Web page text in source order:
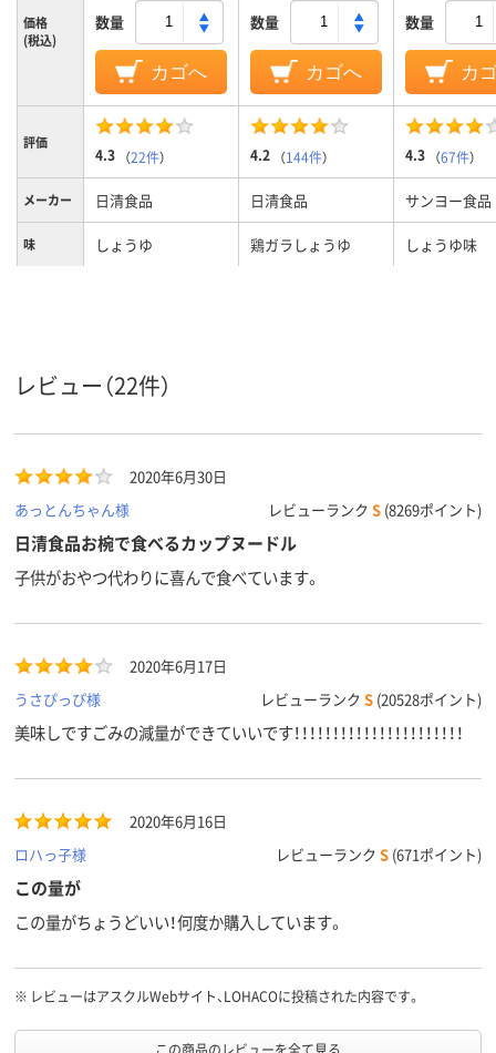
価格
(税込)
数量
カゴへ
数量
カゴへ
数量
カ
評価
4.3 （22件） 4.2 （144件） 4.3 （67件）
メーカー 日清食品 日清食品 サンヨー食品
味 しょうゆ 鶏ガラしょうゆ しょうゆ味
レビュー（22件）
2020年6月30日
あっとんちゃん様
レビューランク S (8269ポイント)
日清食品お椀で食べるカップヌードル
子供がおやつ代わりに喜んで食べています。
2020年6月17日
うさぴっぴ様
レビューランク S (20528ポイント)
美味しですごみの減量ができていいです！！！！！！！！！！！！！！！！！！！！！！
2020年6月16日
ロハっ子様
レビューランク S (671ポイント)
この量が
この量がちょうどいい！何度か購入しています。
※ レビューはアスクルWebサイト、LOHACOに投稿された内容です。